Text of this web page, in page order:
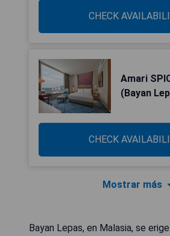
CHECK
Amari
(Bayan
CHECK
Mostrar más
Bayan Lepas, en Malasia, se